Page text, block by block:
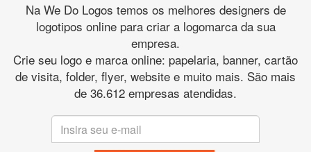
Na We Do Logos temos os melhores designers de
logotipos online para criar a logomarca da sua
empresa.
Crie seu logo e marca online: papelaria, banner, cartão
de visita, folder, flyer, website e muito mais. São mais
de 36.612 empresas atendidas.